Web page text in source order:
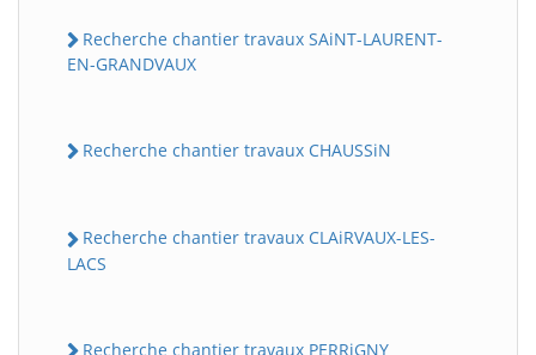
Recherche chantier travaux SAiNT-LAURENT-
EN-GRANDVAUX
Recherche chantier travaux CHAUSSiN
Recherche chantier travaux CLAiRVAUX-LES-
LACS
Recherche chantier travaux PERRiGNY